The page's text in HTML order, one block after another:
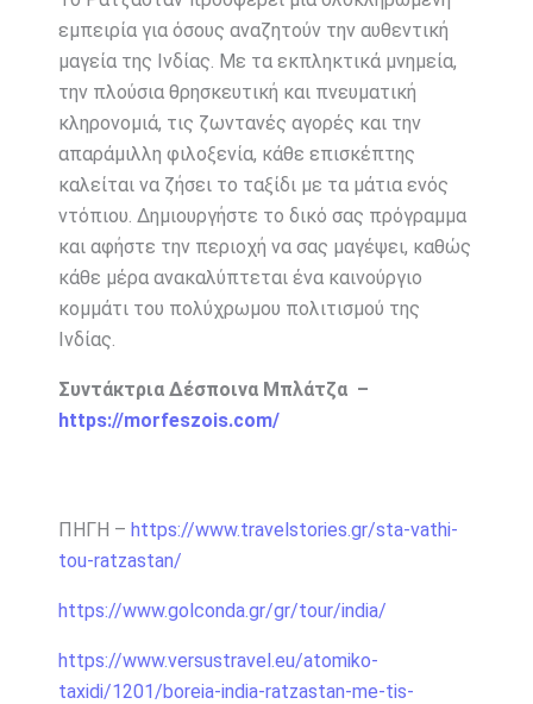
εμπειρία για όσους αναζητούν την αυθεντική
μαγεία της Ινδίας. Με τα εκπληκτικά μνημεία,
την πλούσια θρησκευτική και πνευματική
κληρονομιά, τις ζωντανές αγορές και την
απαράμιλλη φιλοξενία, κάθε επισκέπτης
καλείται να ζήσει το ταξίδι με τα μάτια ενός
ντόπιου. Δημιουργήστε το δικό σας πρόγραμμα
και αφήστε την περιοχή να σας μαγέψει, καθώς
κάθε μέρα ανακαλύπτεται ένα καινούργιο
κομμάτι του πολύχρωμου πολιτισμού της
Ινδίας.
Συντάκτρια Δέσποινα Μπλάτζα –
https://morfeszois.com/
ΠΗΓΗ – https://www.travelstories.gr/sta-vathi-
tou-ratzastan/
https://www.golconda.gr/gr/tour/india/
https://www.versustravel.eu/atomiko-
taxidi/1201/boreia-india-ratzastan-me-tis-